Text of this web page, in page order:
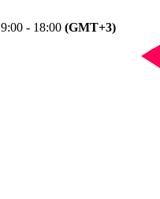
9:00 - 18:00 (GMT+3)